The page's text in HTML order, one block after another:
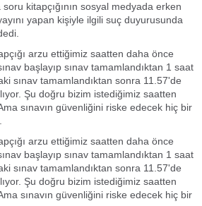
kitapçığının sosyal medyada erken
yapan kişiyle ilgili suç duyurusunda
arzu ettiğimiz saatten daha önce
başlayıp sınav tamamlandıktan 1 saat
sınav tamamlandıktan sonra 11.57'de
Şu doğru bizim istediğimiz saatten
sınavın güvenliğini riske edecek hiç bir
arzu ettiğimiz saatten daha önce
başlayıp sınav tamamlandıktan 1 saat
sınav tamamlandıktan sonra 11.57'de
Şu doğru bizim istediğimiz saatten
sınavın güvenliğini riske edecek hiç bir